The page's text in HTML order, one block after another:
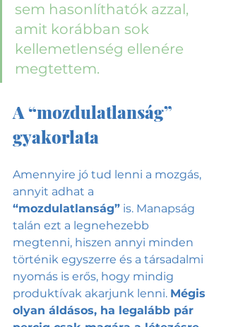
sem hasonlíthatók azzal,
amit korábban sok
kellemetlenség ellenére
megtettem.
A “mozdulatlanság”
gyakorlata
Amennyire jó tud lenni a mozgás,
annyit adhat a
“mozdulatlanság” is. Manapság
talán ezt a legnehezebb
megtenni, hiszen annyi minden
történik egyszerre és a társadalmi
nyomás is erős, hogy mindig
produktívak akarjunk lenni. Mégis
olyan áldásos, ha legalább pár